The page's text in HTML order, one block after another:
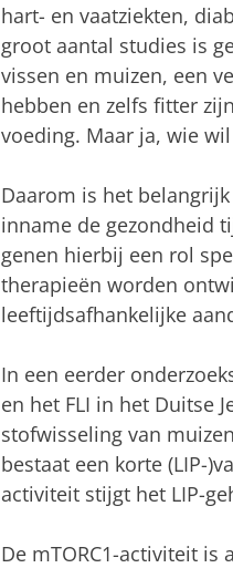
hart- en vaatziekten,
groot aantal studies is
vissen en muizen, een
hebben en zelfs fitter
voeding. Maar ja, wie
Daarom is het
inname de gezondheid
genen hierbij een rol
therapieën worden
leeftijdsafhankelijke
In een eerder
en het FLI in het Duitse
stofwisseling van
bestaat een korte (LIP-
activiteit stijgt het LIP-
De mTORC1-activiteit